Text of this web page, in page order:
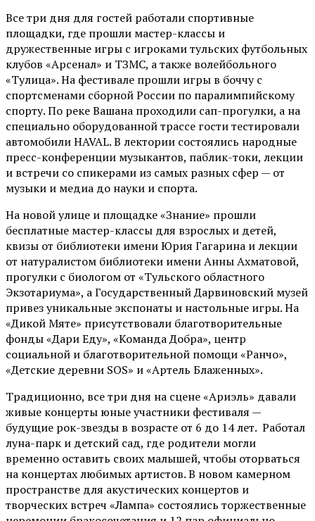
Все три дня для гостей работали спортивные
площадки, где прошли мастер-классы и
дружественные игры с игроками тульских футбольных
клубов «Арсенал» и ТЗМС, а также волейбольного
«Тулица». На фестивале прошли игры в боччу с
спортсменами сборной России по паралимпийскому
спорту. По реке Вашана проходили сап-прогулки, а на
специально оборудованной трассе гости тестировали
автомобили HAVAL. В лектории состоялись народные
пресс-конференции музыкантов, паблик-токи, лекции
и встречи со спикерами из самых разных сфер — от
музыки и медиа до науки и спорта.
На новой улице и площадке «Знание» прошли
бесплатные мастер-классы для взрослых и детей,
квизы от библиотеки имени Юрия Гагарина и лекции
от натуралистом библиотеки имени Анны Ахматовой,
прогулки с биологом от «Тульского областного
Экзотариума», а Государственный Дарвиновский музей
привез уникальные экспонаты и настольные игры. На
«Дикой Мяте» присутствовали благотворительные
фонды «Дари Еду», «Команда Добра», центр
социальной и благотворительной помощи «Ранчо»,
«Детские деревни SOS» и «Артель Блаженных».
Традиционно, все три дня на сцене«Ариэль» давали
живые концерты юные участники фестиваля —
будущие рок-звезды в возрасте от 6 до 14 лет. Работал
луна-парк и детский сад, где родители могли
временно оставить своих малышей, чтобы оторваться
на концертах любимых артистов. В новом камерном
пространстве для акустических концертов и
творческих встреч «Лампа» состоялись торжественные